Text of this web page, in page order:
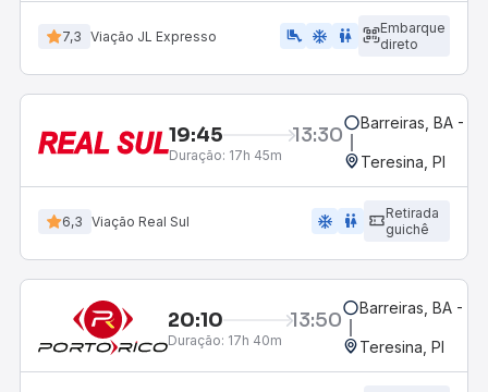
7,3 Viação JL Expresso airline_seat_legroom_extra ac_unit WC
Embarque
direto
19:45 13:30
Duração: 17h 45m
Barreiras, BA -
Teresina, PI
6,3 Viação Real Sul ac_unit wc
Retirada
guichê
20:10 13:50
Duração: 17h 40m
Barreiras, BA -
Teresina, PI